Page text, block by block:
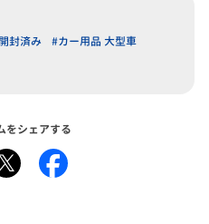
封済み
#カー用品 大型車
をシェアする